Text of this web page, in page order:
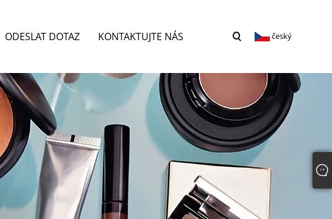
ODESLAT DOTAZ KONTAKTUJTE NÁS český